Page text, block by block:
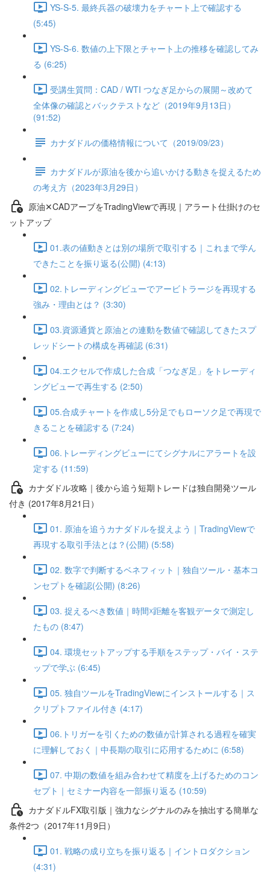
YS-S-5. 最終兵器の破壊力をチャート上で確認する
(5:45)
YS-S-6. 数値の上下限とチャート上の推移を確認してみ
る (6:25)
受講生質問：CAD / WTI つなぎ足からの展開～改めて
全体像の確認とバックテストなど（2019年9月13日）
(91:52)
カナダドルの価格情報について（2019/09/23）
カナダドルが原油を後から追いかける動きを捉えるため
の考え方（2023年3月29日）
原油✕CADアーブをTradingViewで再現｜アラート仕掛けのセ
ットアップ
01.表の値動きとは別の場所で取引する｜これまで学ん
できたことを振り返る(公開) (4:13)
02.トレーディングビューでアービトラージを再現する
強み・理由とは？ (3:30)
03.資源通貨と原油との連動を数値で確認してきたスプ
レッドシートの構成を再確認 (6:31)
04.エクセルで作成した合成「つなぎ足」をトレーディ
ングビューで再生する (2:50)
05.合成チャートを作成し5分足でもローソク足で再現で
きることを確認する (7:24)
06.トレーディングビューにてシグナルにアラートを設
定する (11:59)
カナダドル攻略｜後から追う短期トレードは独自開発ツール
付き (2017年8月21日）
01. 原油を追うカナダドルを捉えよう｜TradingViewで
再現する取引手法とは？(公開) (5:58)
02. 数字で判断するベネフィット｜独自ツール・基本コ
ンセプトを確認(公開) (8:26)
03. 捉えるべき数値｜時間☓距離を客観データで測定し
たもの (8:47)
04. 環境セットアップする手順をステップ・バイ・ステ
ップで学ぶ (6:45)
05. 独自ツールをTradingViewにインストールする｜ス
クリプトファイル付き (4:17)
06.トリガーを引くための数値が計算される過程を確実
に理解しておく｜中長期の取引に応用するために (6:58)
07. 中期の数値を組み合わせて精度を上げるためのコン
セプト｜セミナー内容を一部振り返る (10:59)
カナダドルFX取引版｜強力なシグナルのみを抽出する簡単な
条件2つ（2017年11月9日）
01. 戦略の成り立ちを振り返る｜イントロダクション
(4:31)